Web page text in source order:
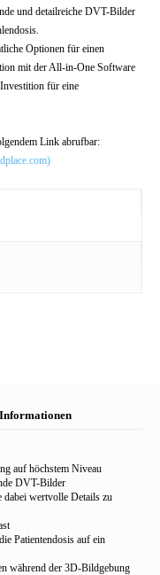
und detailreiche DVT-Bilder
Optionen für einen
mit der All-in-One Software
für eine
Link abrufbar:
auf höchstem Niveau
DVT-Bilder
wertvolle Details zu
Patientendosis auf ein
während der 3D-Bildgebung